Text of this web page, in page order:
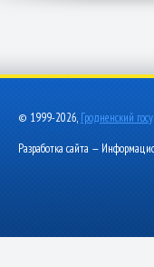
© 1999-2026, Гродненский
Разработка сайта —